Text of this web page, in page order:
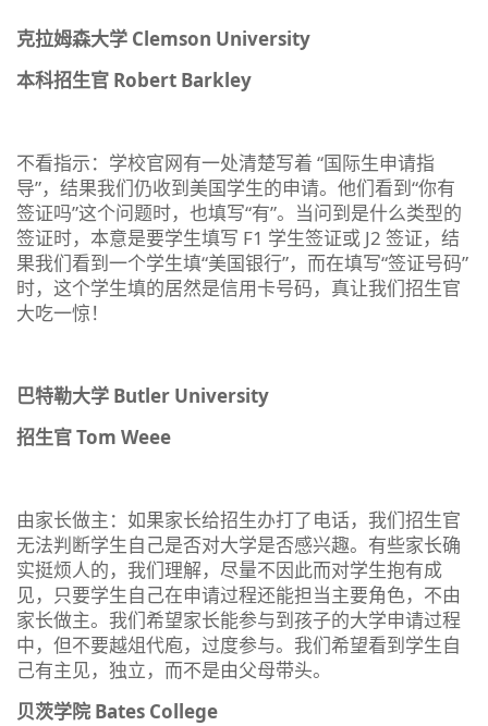
克拉姆森大学 Clemson University
本科招生官 Robert Barkley
不看指示：学校官网有一处清楚写着 “国际生申请指
导”，结果我们仍收到美国学生的申请。他们看到“你有
签证吗”这个问题时，也填写“有”。当问到是什么类型的
签证时，本意是要学生填写 F1 学生签证或 J2 签证，结
果我们看到一个学生填“美国银行”，而在填写“签证号码”
时，这个学生填的居然是信用卡号码，真让我们招生官
大吃一惊！
巴特勒大学 Butler University
招生官 Tom Weee
由家长做主：如果家长给招生办打了电话，我们招生官
无法判断学生自己是否对大学是否感兴趣。有些家长确
实挺烦人的，我们理解，尽量不因此而对学生抱有成
见，只要学生自己在申请过程还能担当主要角色，不由
家长做主。我们希望家长能参与到孩子的大学申请过程
中，但不要越俎代庖，过度参与。我们希望看到学生自
己有主见，独立，而不是由父母带头。
贝茨学院 Bates College